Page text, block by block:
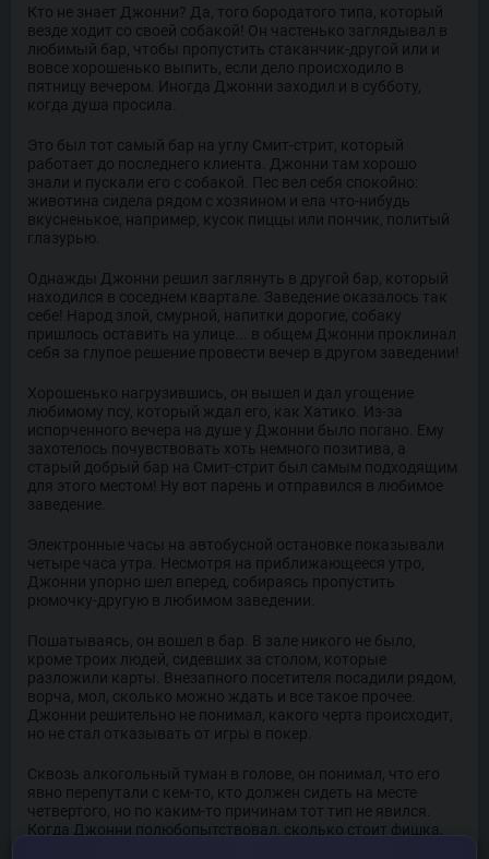
Кто не знает Джонни? Да, того бородатого типа, который
везде ходит со своей собакой! Он частенько заглядывал в
любимый бар, чтобы пропустить стаканчик-другой или и
вовсе хорошенько выпить, если дело происходило в
пятницу вечером. Иногда Джонни заходил и в субботу,
когда душа просила.
Это был тот самый бар на углу Смит-стрит, который
работает до последнего клиента. Джонни там хорошо
знали и пускали его с собакой. Пес вел себя спокойно:
животина сидела рядом с хозяином и ела что-нибудь
вкусненькое, например, кусок пиццы или пончик, политый
глазурью.
Однажды Джонни решил заглянуть в другой бар, который
находился в соседнем квартале. Заведение оказалось так
себе! Народ злой, смурной, напитки дорогие, собаку
пришлось оставить на улице... в общем Джонни проклинал
себя за глупое решение провести вечер в другом заведении!
Хорошенько нагрузившись, он вышел и дал угощение
любимому псу, который ждал его, как Хатико. Из-за
испорченного вечера на душе у Джонни было погано. Ему
захотелось почувствовать хоть немного позитива, а
старый добрый бар на Смит-стрит был самым подходящим
для этого местом! Ну вот парень и отправился в любимое
заведение.
Электронные часы на автобусной остановке показывали
четыре часа утра. Несмотря на приближающееся утро,
Джонни упорно шел вперед, собираясь пропустить
рюмочку-другую в любимом заведении.
Пошатываясь, он вошел в бар. В зале никого не было,
кроме троих людей, сидевших за столом, которые
разложили карты. Внезапного посетителя посадили рядом,
ворча, мол, сколько можно ждать и все такое прочее.
Джонни решительно не понимал, какого черта происходит,
но не стал отказывать от игры в покер.
Сквозь алкогольный туман в голове, он понимал, что его
явно перепутали с кем-то, кто должен сидеть на месте
четвертого, но по каким-то причинам тот тип не явился.
Когда Джонни полюбопытствовал, сколько стоит фишка,